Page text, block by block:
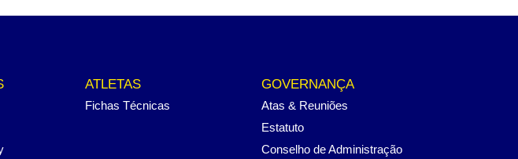
ATLETAS
Fichas Técnicas
GOVERNANÇA
Atas & Reuniões
Estatuto
Conselho de Administração